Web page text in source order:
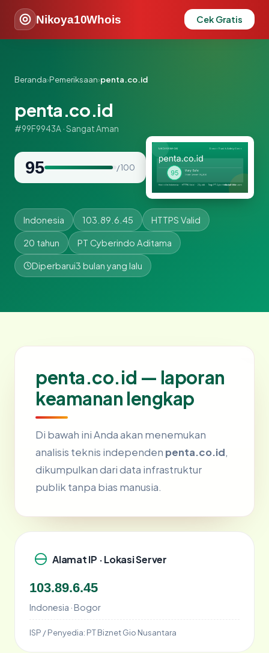
Nikoya10Whois Cek Gratis
Beranda›Pemeriksaan›penta.co.id
penta.co.id
#99F9943A · Sangat Aman
95 / 100
Indonesia 103.89.6.45 HTTPS Valid
20 tahun PT Cyberindo Aditama
Diperbarui3 bulan yang lalu
penta.co.id — laporan
keamanan lengkap
Di bawah ini Anda akan menemukan
analisis teknis independen penta.co.id,
dikumpulkan dari data infrastruktur
publik tanpa bias manusia.
Alamat IP · Lokasi Server
103.89.6.45
Indonesia · Bogor
ISP / Penyedia: PT Biznet Gio Nusantara